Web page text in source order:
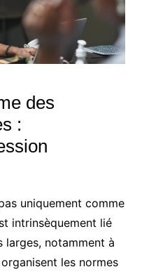
des
:
uniquement comme
intrinsèquement lié
larges, notamment à
les normes